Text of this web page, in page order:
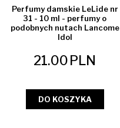
Perfumy damskie LeLide nr
31 - 10 ml - perfumy o
podobnych nutach Lancome
Idol
21.00PLN
DO KOSZYKA